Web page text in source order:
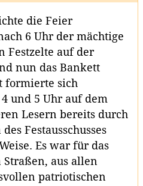
die Feier
6 Uhr der mächtige
Festzelte auf der
nun das Bankett
formierte sich
und 5 Uhr auf dem
Lesern bereits durch
Festausschusses
Es war für das
aus allen
patriotischen